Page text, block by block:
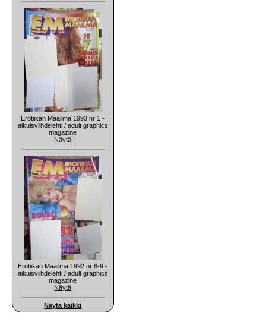
Erotiikan Maailma 1993 nr 1 -
aikuisviihdelehti / adult graphics
magazine
Näytä
Erotiikan Maailma 1992 nr 8-9 -
aikuisviihdelehti / adult graphics
magazine
Näytä
Näytä kaikki